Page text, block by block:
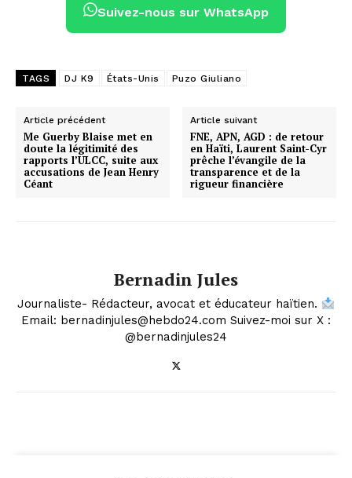
Suivez-nous sur WhatsApp
TAGS DJ K9 États-Unis Puzo Giuliano
Article précédent
Me Guerby Blaise met en
doute la légitimité des
rapports l’ULCC, suite aux
accusations de Jean Henry
Céant
Article suivant
FNE, APN, AGD : de retour
en Haïti, Laurent Saint-Cyr
prêche l’évangile de la
transparence et de la
rigueur financière
Bernadin Jules
Journaliste- Rédacteur, avocat et éducateur haïtien.
Email: bernadinjules@hebdo24.com Suivez-moi sur X :
@bernadinjules24